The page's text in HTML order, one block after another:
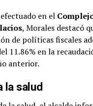
en el
, Morales destacó
de políticas fiscales
11.86% en la
anterior.
la salud